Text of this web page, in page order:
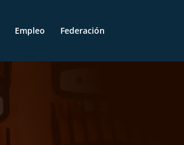
Empleo Federación